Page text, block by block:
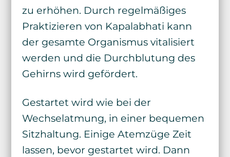
zu erhöhen. Durch regelmäßiges
Praktizieren von Kapalabhati kann
der gesamte Organismus vitalisiert
werden und die Durchblutung des
Gehirns wird gefördert.
Gestartet wird wie bei der
Wechselatmung, in einer bequemen
Sitzhaltung. Einige Atemzüge Zeit
lassen, bevor gestartet wird. Dann